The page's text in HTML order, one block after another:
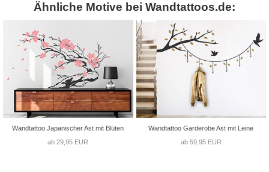
Ähnliche Motive bei Wandtattoos.de:
Wandtattoo Japanischer Ast mit Blüten
ab 29,95 EUR
Wandtattoo Garderobe Ast mit Leine
ab 59,95 EUR